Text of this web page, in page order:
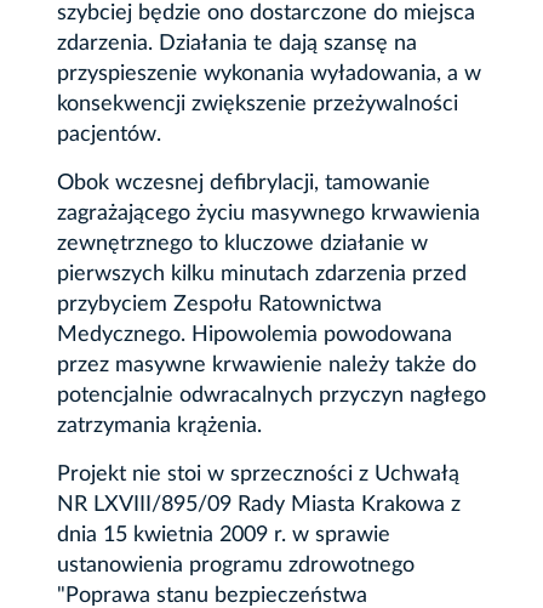
szybciej będzie ono dostarczone do miejsca
zdarzenia. Działania te dają szansę na
przyspieszenie wykonania wyładowania, a w
konsekwencji zwiększenie przeżywalności
pacjentów.
Obok wczesnej defibrylacji, tamowanie
zagrażającego życiu masywnego krwawienia
zewnętrznego to kluczowe działanie w
pierwszych kilku minutach zdarzenia przed
przybyciem Zespołu Ratownictwa
Medycznego. Hipowolemia powodowana
przez masywne krwawienie należy także do
potencjalnie odwracalnych przyczyn nagłego
zatrzymania krążenia.
Projekt nie stoi w sprzeczności z Uchwałą
NR LXVIII/895/09 Rady Miasta Krakowa z
dnia 15 kwietnia 2009 r. w sprawie
ustanowienia programu zdrowotnego
"Poprawa stanu bezpieczeństwa